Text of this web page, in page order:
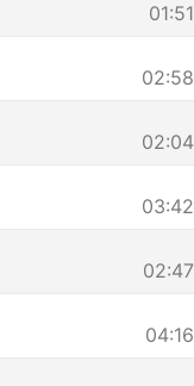
01:51
02:58
02:04
03:42
02:47
04:16